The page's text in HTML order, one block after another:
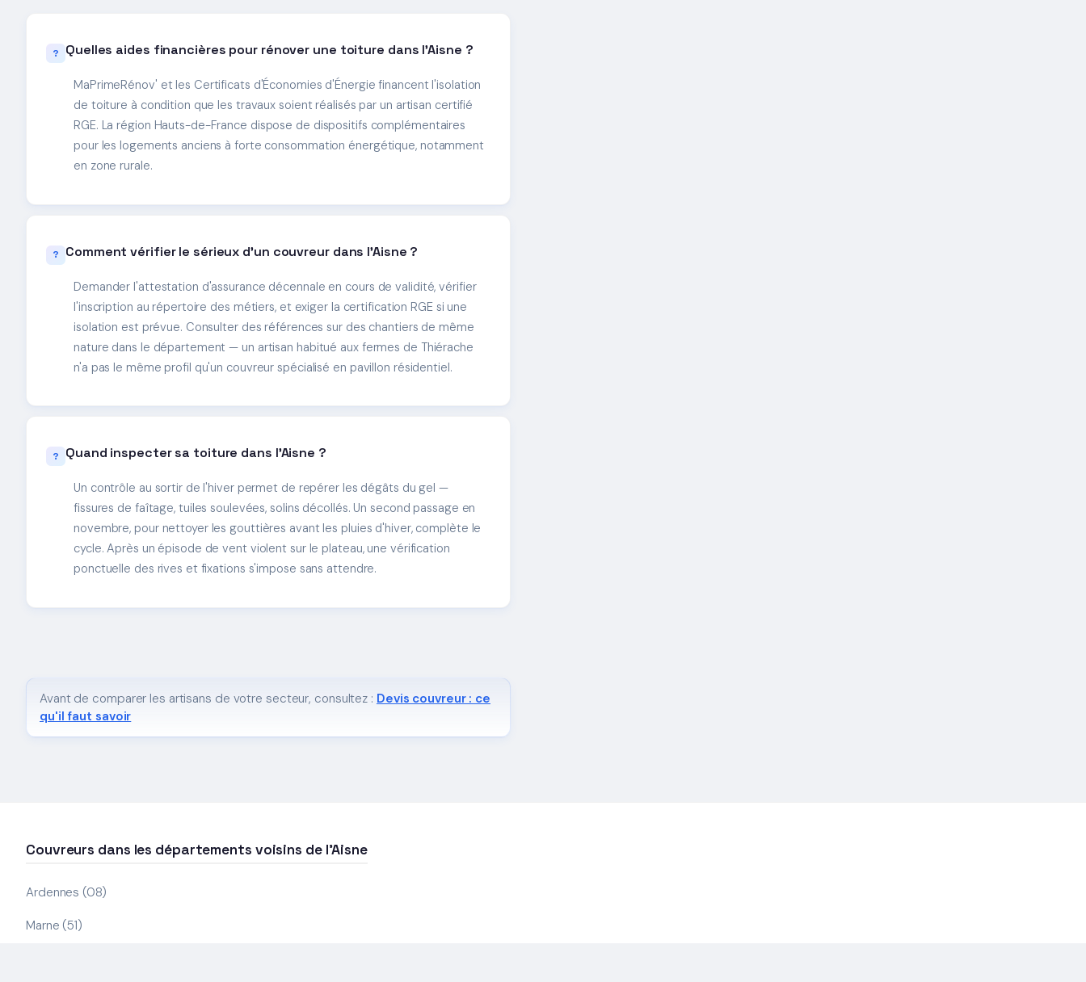
Quelles aides financières pour rénover une toiture dans l'Aisne ?
MaPrimeRénov' et les Certificats d'Économies d'Énergie financent l'isolation
de toiture à condition que les travaux soient réalisés par un artisan certifié
RGE. La région Hauts-de-France dispose de dispositifs complémentaires
pour les logements anciens à forte consommation énergétique, notamment
en zone rurale.
Comment vérifier le sérieux d'un couvreur dans l'Aisne ?
Demander l'attestation d'assurance décennale en cours de validité, vérifier
l'inscription au répertoire des métiers, et exiger la certification RGE si une
isolation est prévue. Consulter des références sur des chantiers de même
nature dans le département — un artisan habitué aux fermes de Thiérache
n'a pas le même profil qu'un couvreur spécialisé en pavillon résidentiel.
Quand inspecter sa toiture dans l'Aisne ?
Un contrôle au sortir de l'hiver permet de repérer les dégâts du gel —
fissures de faîtage, tuiles soulevées, solins décollés. Un second passage en
novembre, pour nettoyer les gouttières avant les pluies d'hiver, complète le
cycle. Après un épisode de vent violent sur le plateau, une vérification
ponctuelle des rives et fixations s'impose sans attendre.
Avant de comparer les artisans de votre secteur, consultez : Devis couvreur : ce
qu'il faut savoir
Couvreurs dans les départements voisins de l'Aisne
Ardennes (08)
Marne (51)